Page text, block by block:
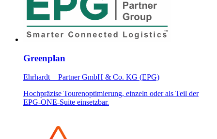
Greenplan
Ehrhardt + Partner GmbH & Co. KG (EPG)
Hochpräzise Tourenoptimierung, einzeln oder als Teil der
EPG-ONE-Suite einsetzbar.